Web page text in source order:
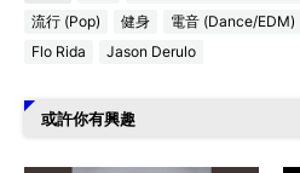
流行 (Pop)
健身 電音 (Dance/EDM)
Flo Rida
Jason Derulo
或許你有興趣